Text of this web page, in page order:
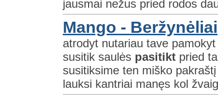
jausmai nežus pried rodos
Mango - Beržynėliai
atrodyt nutariau tave
susitik saulės pasitikt pried
susitiksime ten miško
lauksi kantriai manęs kol